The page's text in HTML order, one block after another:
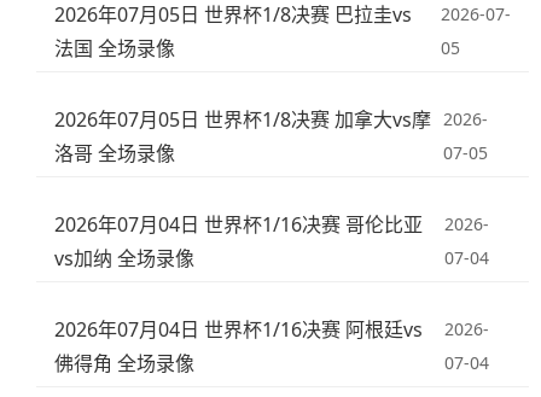
2026年07月05日 世界杯1/8决赛 巴拉圭vs
法国 全场录像
2026-07-
05
2026年07月05日 世界杯1/8决赛 加拿大vs摩
洛哥 全场录像
2026-
07-05
2026年07月04日 世界杯1/16决赛 哥伦比亚
vs加纳 全场录像
2026-
07-04
2026年07月04日 世界杯1/16决赛 阿根廷vs
佛得角 全场录像
2026-
07-04